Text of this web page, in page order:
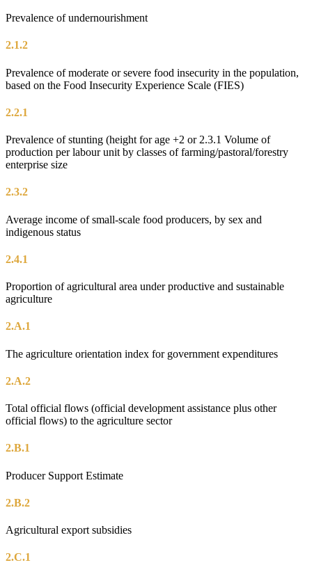
Prevalence of undernourishment
2.1.2
Prevalence of moderate or severe food insecurity in the population,
based on the Food Insecurity Experience Scale (FIES)
2.2.1
Prevalence of stunting (height for age +2 or 2.3.1 Volume of
production per labour unit by classes of farming/pastoral/forestry
enterprise size
2.3.2
Average income of small-scale food producers, by sex and
indigenous status
2.4.1
Proportion of agricultural area under productive and sustainable
agriculture
2.A.1
The agriculture orientation index for government expenditures
2.A.2
Total official flows (official development assistance plus other
official flows) to the agriculture sector
2.B.1
Producer Support Estimate
2.B.2
Agricultural export subsidies
2.C.1